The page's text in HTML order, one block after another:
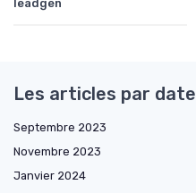
leadgen
Les articles par date
Septembre 2023
Novembre 2023
Janvier 2024